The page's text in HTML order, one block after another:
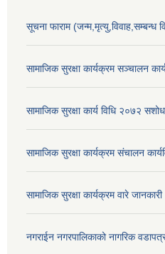
सूचना फाराम (जन्म,मृत्यु,विवाह,सम्बन्ध
सामाजिक सुरक्षा कार्यक्रम सञ्चालन
सामाजिक सुरक्षा कार्य विधि २०७२
सामाजिक सुरक्षा कार्यक्रम संचालन
सामाजिक सुरक्षा कार्यक्रम वारे जानकारी
नगराईन नगरपालिकाको नागरिक